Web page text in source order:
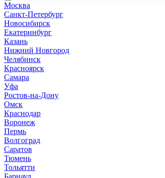
стеклоочистители
топливная система
тормозная система
трансмиссия
Москва
Санкт-Петербург
Новосибирск
Екатеринбург
Казань
Нижний Новгород
Челябинск
Красноярск
Самара
Уфа
Ростов-на-Дону
Омск
Краснодар
Воронеж
Пермь
Волгоград
Саратов
Тюмень
Тольятти
Барнаул